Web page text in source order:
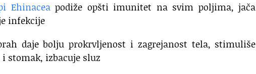
Ehinaceapodiže opšti imunitet na svim poljima, jača
infekcije
daje bolju prokrvljenost i zagrejanost tela, stimuliše
stomak, izbacuje sluz